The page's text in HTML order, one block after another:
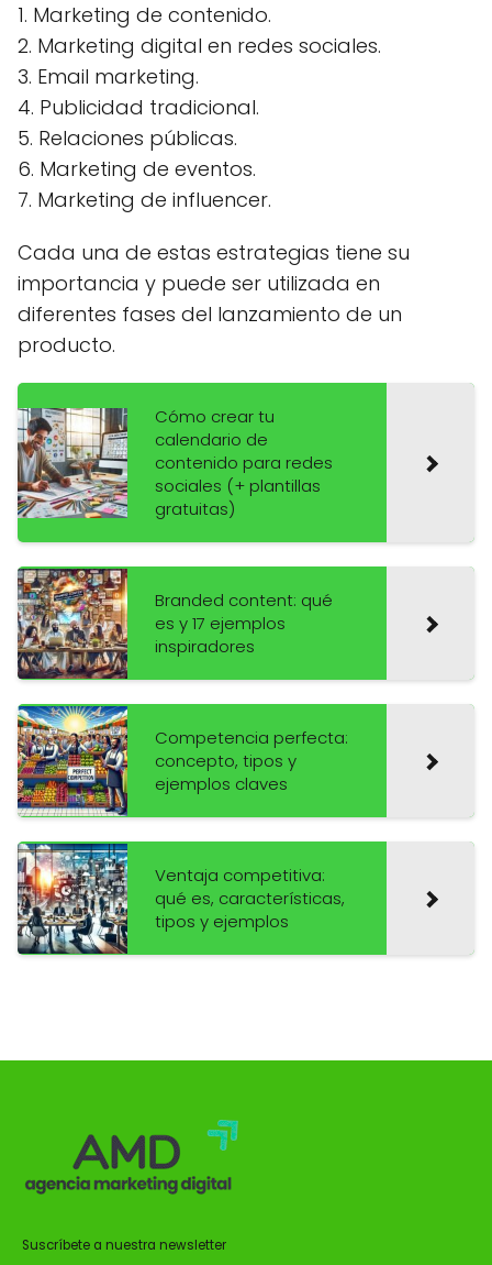
1. Marketing de contenido.
2. Marketing digital en redes sociales.
3. Email marketing.
4. Publicidad tradicional.
5. Relaciones públicas.
6. Marketing de eventos.
7. Marketing de influencer.
Cada una de estas estrategias tiene su
importancia y puede ser utilizada en
diferentes fases del lanzamiento de un
producto.
Cómo crear tu
calendario de
contenido para redes
sociales (+ plantillas
gratuitas)
Branded content: qué
es y 17 ejemplos
inspiradores
Competencia perfecta:
concepto, tipos y
ejemplos claves
Ventaja competitiva:
qué es, características,
tipos y ejemplos
Suscríbete a nuestra newsletter